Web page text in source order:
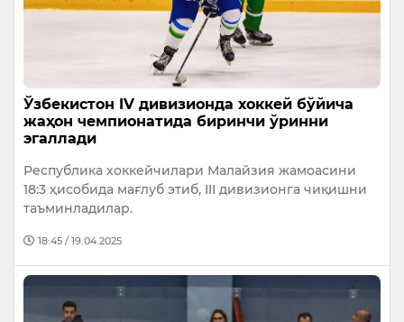
Ўзбекистон IV дивизионда хоккей бўйича
жаҳон чемпионатида биринчи ўринни
эгаллади
Республика хоккейчилари Малайзия жамоасини
18:3 ҳисобида мағлуб этиб, III дивизионга чиқишни
таъминладилар.
18:45 / 19.04.2025